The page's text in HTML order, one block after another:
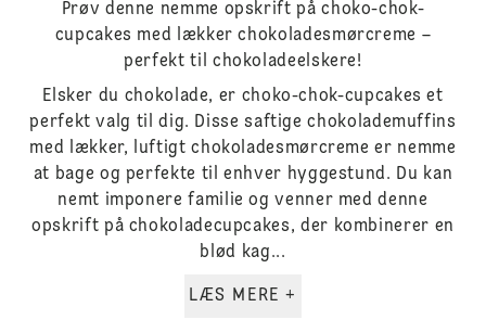
Prøv denne nemme opskrift på choko-chok-
cupcakes med lækker chokoladesmørcreme –
perfekt til chokoladeelskere!
Elsker du chokolade, er choko-chok-cupcakes et
perfekt valg til dig. Disse saftige chokolademuffins
med lækker, luftigt chokoladesmørcreme er nemme
at bage og perfekte til enhver hyggestund. Du kan
nemt imponere familie og venner med denne
opskrift på chokoladecupcakes, der kombinerer en
blød kag...
LÆS MERE +